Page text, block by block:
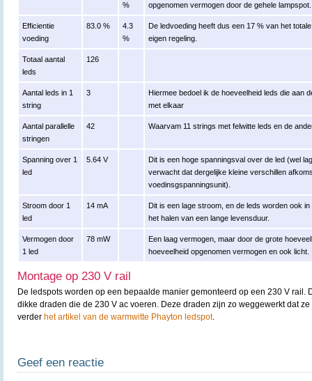
%
opgenomen vermogen door de gehele lampspot.
Efficientie
voeding
83.0 %
4.3
%
De ledvoeding heeft dus een 17 % van het
eigen regeling.
Totaal aantal
leds
126
Aantal leds in 1
string
3
Hiermee bedoel ik de hoeveelheid leds die aan
met elkaar
Aantal parallelle
stringen
42 Waarvam 11 strings met felwitte leds en de
Spanning over 1
led
5.64 V
Dit is een hoge spanningsval over de led (wel
verwacht dat dergelijke kleine verschillen
voedinsgspanningsunit).
Stroom door 1
led
14 mA
Dit is een lage stroom, en de leds worden ook
het halen van een lange levensduur.
Vermogen door
1 led
78 mW
Een laag vermogen, maar door de grote
hoeveelheid opgenomen vermogen en ook licht.
Montage op 230 V rail
De ledspots worden op een bepaalde manier gemonteerd op een 230 V rail.
dikke draden die de 230 V ac voeren. Deze draden zijn zo weggewerkt dat
verder het artikel van de warmwitte Phayton ledspot.
Geef een reactie